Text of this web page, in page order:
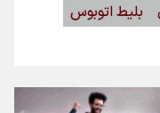
بلیط اتوبوس